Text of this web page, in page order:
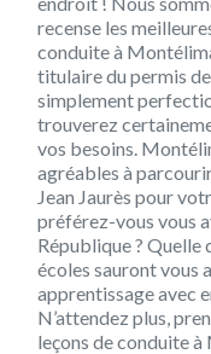
recense les
conduite à
titulaire du permis
simplement
trouverez
vos besoins.
agréables à
Jean Jaurès pour
préférez-vous vous
République ? Quelle
écoles sauront vous
apprentissage avec
N’attendez plus,
leçons de conduite